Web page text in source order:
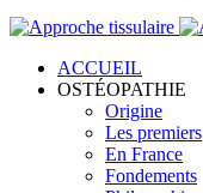
ACCUEIL
OSTÉOPATHIE
Origine
Les premiers
En France
Fondements